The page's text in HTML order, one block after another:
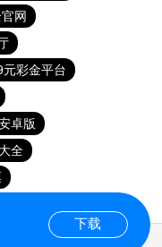
网
元彩金平台
卓版
全
下载